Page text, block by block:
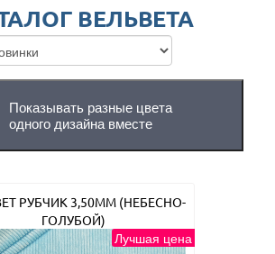
ВЕЛЬВЕТА
Показывать разные цвета
одного дизайна вместе
РУБЧИК 3,50ММ (НЕБЕСНО-
ГОЛУБОЙ)
Лучшая цена